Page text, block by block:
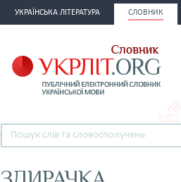
УКРАЇНСЬКА ЛІТЕРАТУРА СЛОВНИК